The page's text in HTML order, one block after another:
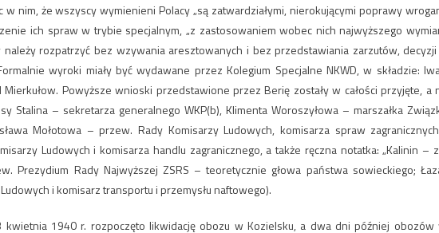
w nim, że wszyscy wymienieni Polacy „są zatwardziałymi, nierokującymi poprawy
ich spraw w trybie specjalnym, „z zastosowaniem wobec nich najwyższego
należy rozpatrzyć bez wzywania aresztowanych i bez przedstawiania zarzutów,
wyroki miały być wydawane przez Kolegium Specjalne NKWD, w składzie:
Powyższe wnioski przedstawione przez Berię zostały w całości przyjęte, a
Stalina – sekretarza generalnego WKP(b), Klimenta Woroszyłowa – marszałka
Mołotowa – przew. Rady Komisarzy Ludowych, komisarza spraw
Ludowych i komisarza handlu zagranicznego, a także ręczna notatka: „Kalinin –
Prezydium Rady Najwyższej ZSRS – teoretycznie głowa państwa sowieckiego;
i komisarz transportu i przemysłu naftowego).
kwietnia 1940 r. rozpoczęto likwidację obozu w Kozielsku, a dwa dni później obozów